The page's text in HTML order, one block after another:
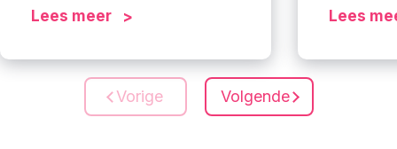
Lees meer Lees
Vorige Volgende